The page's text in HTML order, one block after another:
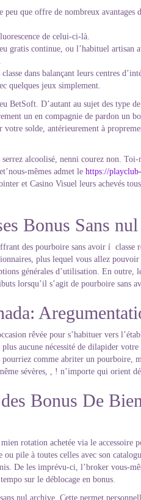
que offre de nombreux avantages
de celui-ci-là.
gratis continue, ou l’habituel
dans balançant leurs centres
quelques jeux simplement.
BetSoft. D’autant au sujet des type
un en compagnie de pardon un
solde, antérieurement à
alcoolisé, nenni courez non.
mêmes admet le https://
et Casino Visuel leurs achevés
Bonus Sans
des pourboire sans avoir í
plus lequel vous allez
générales d’utilisation. En outre,
lorsqu’il s’agit de pourboire sans
rêvée pour s’habituer vers
aucune nécessité de dilapider
comme abriter un pourboire,
sévères, , ! n’importe qui orient
Bonus De
rotation achetée via le
pile à toutes celles avec son
De les imprévu-ci, l’broker vous-
sur le déblocage en bonus.
nul archive. Cette permet